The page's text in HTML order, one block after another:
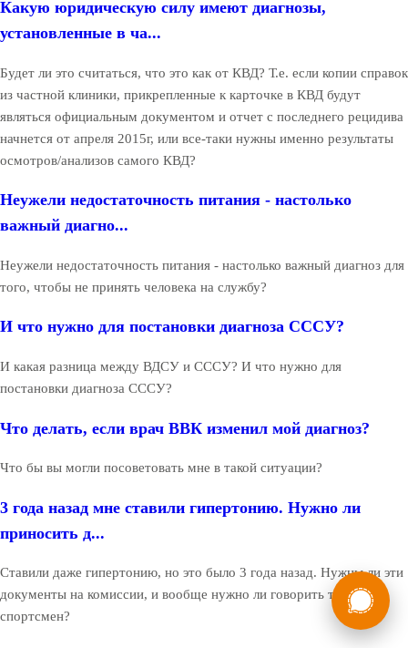
Какую юридическую силу имеют диагнозы,
установленные в ча...
Будет ли это считаться, что это как от КВД? Т.е. если копии справок
из частной клиники, прикрепленные к карточке в КВД будут
являться официальным документом и отчет с последнего рецидива
начнется от апреля 2015г, или все-таки нужны именно результаты
осмотров/анализов самого КВД?
Неужели недостаточность питания - настолько
важный диагно...
Неужели недостаточность питания - настолько важный диагноз для
того, чтобы не принять человека на службу?
И что нужно для постановки диагноза СССУ?
И какая разница между ВДСУ и СССУ? И что нужно для
постановки диагноза СССУ?
Что делать, если врач ВВК изменил мой диагноз?
Что бы вы могли посоветовать мне в такой ситуации?
3 года назад мне ставили гипертонию. Нужно ли
приносить д...
Ставили даже гипертонию, но это было 3 года назад. Нужны ли эти
документы на комиссии, и вообще нужно ли говорить там, что я
спортсмен?
Мы в России
Бесплатная